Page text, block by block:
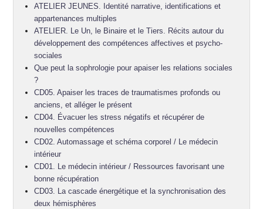
ATELIER JEUNES. Identité narrative, identifications et
appartenances multiples
ATELIER. Le Un, le Binaire et le Tiers. Récits autour du
développement des compétences affectives et psycho-
sociales
Que peut la sophrologie pour apaiser les relations sociales
?
CD05. Apaiser les traces de traumatismes profonds ou
anciens, et alléger le présent
CD04. Évacuer les stress négatifs et récupérer de
nouvelles compétences
CD02. Automassage et schéma corporel / Le médecin
intérieur
CD01. Le médecin intérieur / Ressources favorisant une
bonne récupération
CD03. La cascade énergétique et la synchronisation des
deux hémisphères